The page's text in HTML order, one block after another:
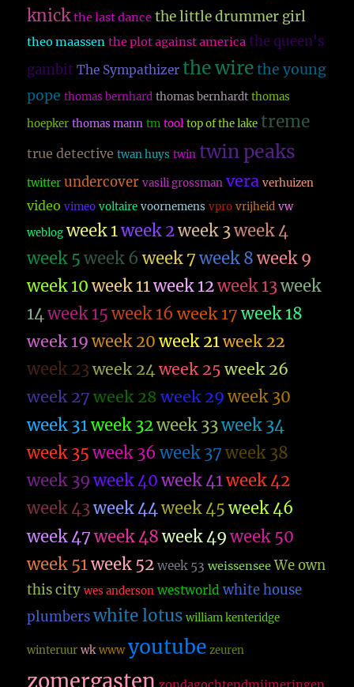
knick the last dance the little drummer girl
theo maassen the plot against america the queen's
gambit The Sympathizer the wire the young
pope thomas bernhard thomas bernhardt thomas
hoepker thomas mann tm tool top of the lake treme
true detective twan huys twin twin peaks
twitter undercover vasili grossman vera verhuizen
video vimeo voltaire voornemens vpro vrijheid vw
weblog week 1week 2week 3week 4
week 5 week 6 week 7 week 8 week 9
week 10 week 11week 12week 13week
14week 15 week 16 week 17 week 18
week 19 week 20 week 21week 22
week 23 week 24week 25 week 26
week 27 week 28 week 29 week 30
week 31week 32week 33week 34
week 35 week 36 week 37 week 38
week 39 week 40 week 41week 42
week 43week 44week 45 week 46
week 47 week 48 week 49 week 50
week 51week 52 week 53 weissensee We own
this city wes anderson westworld white house
plumbers white lotus william kenteridge
winteruur wk www youtube zeuren
zomergasten